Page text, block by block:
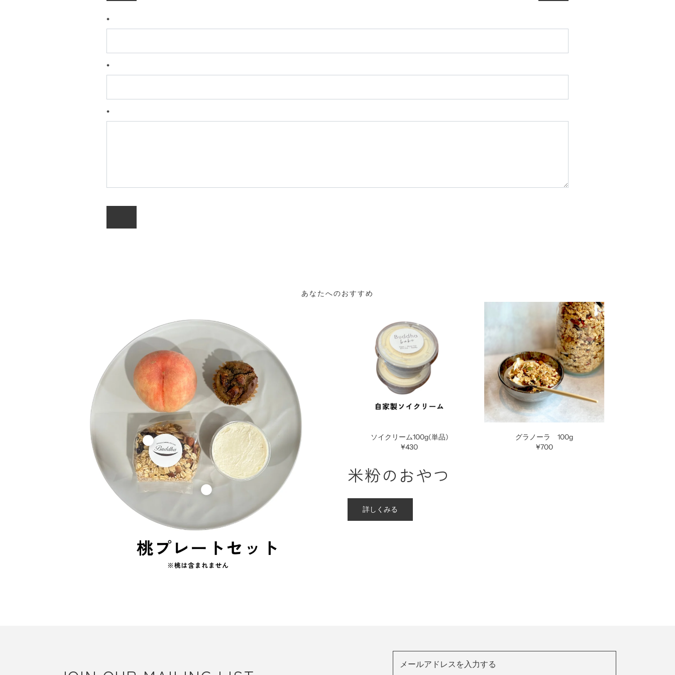
*
*
*
あなたへのおすすめ
ソイクリーム100g(単品)
¥430
グラノーラ 100g
¥700
米粉のおやつ
詳しくみる